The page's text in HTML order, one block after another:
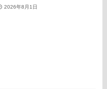
2026年8月1日